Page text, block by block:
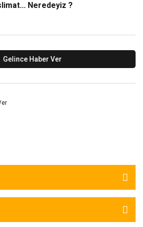
Neredeyiz ?
Gelince Haber Ver